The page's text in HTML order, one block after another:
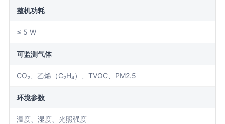
整机功耗
≤ 5 W
可监测气体
CO₂、乙烯（C₂H₄）、TVOC、PM2.5
环境参数
温度、湿度、光照强度